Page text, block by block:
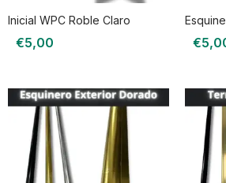
Inicial WPC Roble Claro
€5,00 €